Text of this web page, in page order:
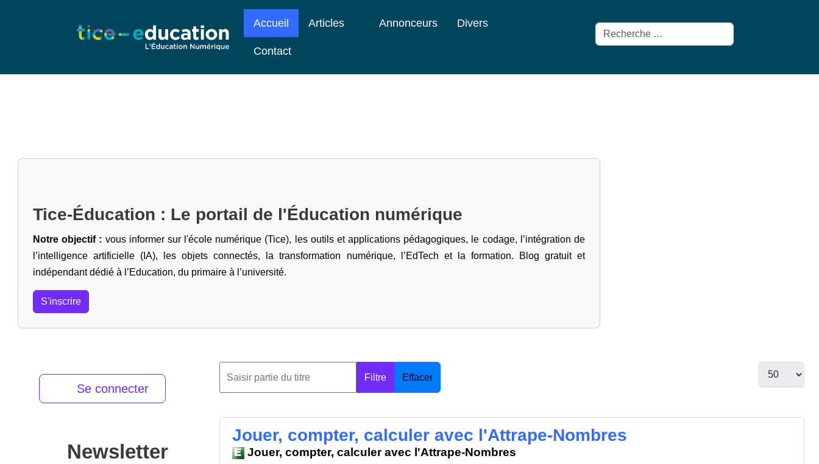
Accueil Articles Annonceurs Divers
Contact
Rechercher
Tice-Éducation : Le portail de l'Éducation numérique
Notre objectif : vous informer sur l'école numérique (Tice), les outils et applications pédagogiques, le codage,
l’intégration de
l’intelligence artificielle (IA), les objets connectés, la transformation numérique, l’EdTech et la formation. Blog gratuit et
indépendant dédié à l’Education, du primaire à l’université.
S'inscrire
Se connecter
Newsletter
Filtre Effacer
Jouer, compter, calculer avec l'Attrape-Nombres
Jouer, compter, calculer avec l'Attrape-Nombres